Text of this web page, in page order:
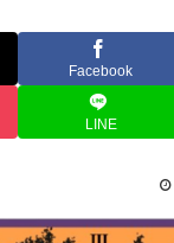
Facebook
LINE